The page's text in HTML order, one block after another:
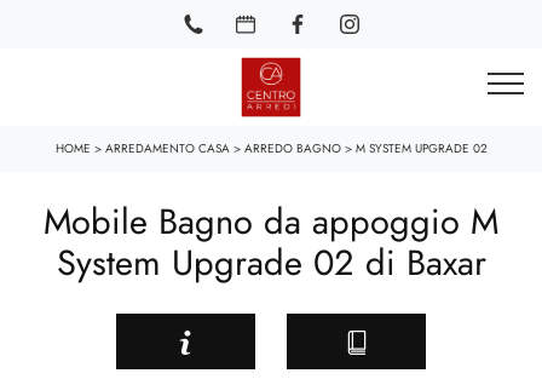
HOME > ARREDAMENTO CASA> ARREDO BAGNO > M SYSTEM UPGRADE 02
Mobile Bagno da appoggio M
System Upgrade 02 di Baxar